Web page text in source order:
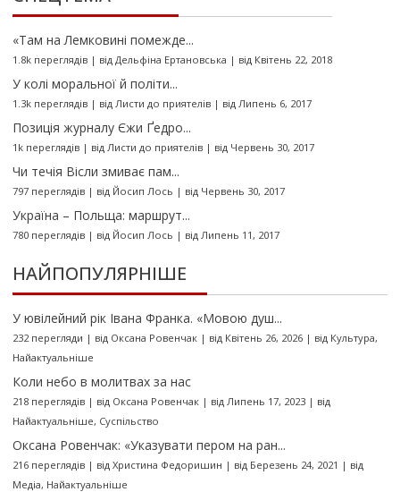
«Там на Лемковині помежде...
1.8k переглядів| від Дельфіна Ертановська | від Квітень 22, 2018
У колі моральної й політи...
1.3k переглядів| від Листи до приятелів| від Липень 6, 2017
Позиція журналу Єжи Ґедро...
1k переглядів| від Листи до приятелів| від Червень 30, 2017
Чи течія Вісли змиває пам...
797 переглядів| від Йосип Лось | від Червень 30, 2017
Україна – Польща: маршрут...
780 переглядів| від Йосип Лось | від Липень 11, 2017
НАЙПОПУЛЯРНІШЕ
У ювілейний рік Івана Франка. «Мовою душ...
232 перегляди | від Оксана Ровенчак| від Квітень 26, 2026| від Культура,
Найактуальніше
Коли небо в молитвах за нас
218 переглядів| від Оксана Ровенчак| від Липень 17, 2023| від
Найактуальніше, Суспільство
Оксана Ровенчак: «Указувати пером на ран...
216 переглядів| від Христина Федоришин | від Березень 24, 2021 | від
Медіа, Найактуальніше